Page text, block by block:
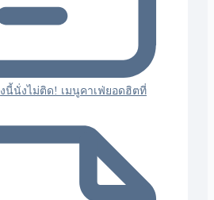
นั่งไม่ติด! เมนูคาเฟ่ยอดฮิตที่